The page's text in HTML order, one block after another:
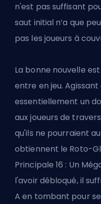
n'est pas suffisant
saut initial n’a que
pas les joueurs à
La bonne nouvelle
entre en jeu.
essentiellement un
aux joueurs de
qu'ils ne pourraient
obtiennent le Roto-
Principale 16 : Un
l'avoir débloqué, il
A en tombant pour